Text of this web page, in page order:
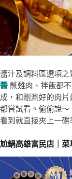
醬汁及調料區選項
醬 蘸雞肉、拌飯都不
成，和剛涮好的肉
都嘗試看。偷偷說
看到就直接夾上一碟
尬鍋高雄富民店｜菜